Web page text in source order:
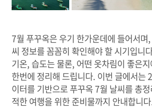
7월 푸꾸옥은 우기 한가운데에 들어서며
씨 정보를 꼼꼼히 확인해야 할 시기입니
기온, 습도는 물론, 어떤 옷차림이 좋은
한번에 정리해 드립니다. 이번 글에서는
이터를 기반으로 푸꾸옥 7월 날씨를 총
적한 여행을 위한 준비물까지 안내합니